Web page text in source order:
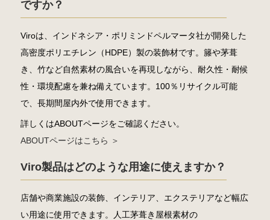
ですか？
Viroは、インドネシア・ポリミンドペルマータ社が開発した
高密度ポリエチレン（HDPE）製の装飾材です。籐や茅葺
き、竹など自然素材の風合いを再現しながら、耐久性・耐候
性・環境配慮を兼ね備えています。100％リサイクル可能
で、長期間屋内外で使用できます。
詳しくはABOUTページをご確認ください。
ABOUTページはこちら ＞
Viro製品はどのような用途に使えますか？
店舗や商業施設の装飾、インテリア、エクステリアなど幅広
い用途に使用できます。人工茅葺き屋根素材の